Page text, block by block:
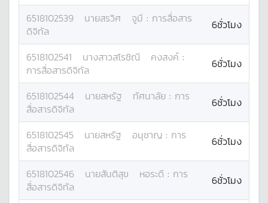
6518102539 นายสรวิศ จูมี : การสื่อสาร
ดิจิทัล
6ชั่วโมง
6518102541 นางสาวสโรชิณี คงสงค์ :
การสื่อสารดิจิทัล
6ชั่วโมง
6518102544 นายสหรัฐ ทัศนาลัย : การ
สื่อสารดิจิทัล
6ชั่วโมง
6518102545 นายสหรัฐ อนุชาญ : การ
สื่อสารดิจิทัล
6ชั่วโมง
6518102546 นายสันติสุข หอระดี : การ
สื่อสารดิจิทัล
6ชั่วโมง